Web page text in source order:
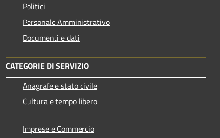
Politici
Personale Amministrativo
Documenti e dati
CATEGORIE DI SERVIZIO
Anagrafe e stato civile
Cultura e tempo libero
Imprese e Commercio